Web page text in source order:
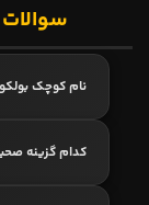
نام کوچک
کدام گزینه